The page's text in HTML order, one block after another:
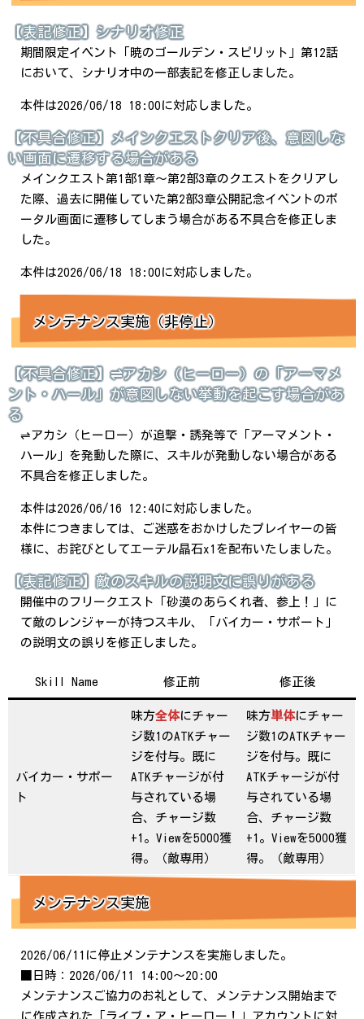
【表記修正】シナリオ修正
期間限定イベント「暁のゴールデン・スピリット」第12話
において、シナリオ中の一部表記を修正しました。
本件は2026/06/18 18:00に対応しました。
【不具合修正】メインクエストクリア後、意図しな
い画面に遷移する場合がある
メインクエスト第1部1章～第2部3章のクエストをクリアし
た際、過去に開催していた第2部3章公開記念イベントのポ
ータル画面に遷移してしまう場合がある不具合を修正しま
した。
本件は2026/06/18 18:00に対応しました。
メンテナンス実施（非停止）
【不具合修正】⇌アカシ（ヒーロー）の「アーマメ
ント・ハール」が意図しない挙動を起こす場合があ
る
⇌アカシ（ヒーロー）が追撃・誘発等で「アーマメント・
ハール」を発動した際に、スキルが発動しない場合がある
不具合を修正しました。
本件は2026/06/16 12:40に対応しました。
本件につきましては、ご迷惑をおかけしたプレイヤーの皆
様に、お詫びとしてエーテル晶石x1を配布いたしました。
【表記修正】敵のスキルの説明文に誤りがある
開催中のフリークエスト「砂漠のあらくれ者、参上！」に
て敵のレンジャーが持つスキル、「バイカー・サポート」
の説明文の誤りを修正しました。
Skill Name 修正前 修正後
バイカー・サポー
ト
味方全体にチャー
ジ数1のATKチャー
ジを付与。既に
ATKチャージが付
与されている場
合、チャージ数
+1。Viewを5000獲
得。（敵専用）
味方単体にチャー
ジ数1のATKチャー
ジを付与。既に
ATKチャージが付
与されている場
合、チャージ数
+1。Viewを5000獲
得。（敵専用）
メンテナンス実施
2026/06/11に停止メンテナンスを実施しました。
■日時：2026/06/11 14:00～20:00
メンテナンスご協力のお礼として、メンテナンス開始まで
に作成された「ライブ・ア・ヒーロー！」アカウントに対